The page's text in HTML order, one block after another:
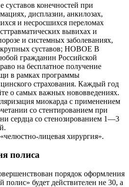
суставов конечностей при
дисплазии, анкилозах,
и несросшихся переломах
вывихах и
и системных заболеваниях,
крупных суставов; НОВОЕ В
гражданин Российской
на бесплатное получение
в рамках программы
страхования. Каждый год
о самых важных нововведениях.
миокарда с применением
со стентированием при
сердца со стенозированием 1—3
лицевая хирургия».
полиса
порядок оформления
будет действителен не 30, а